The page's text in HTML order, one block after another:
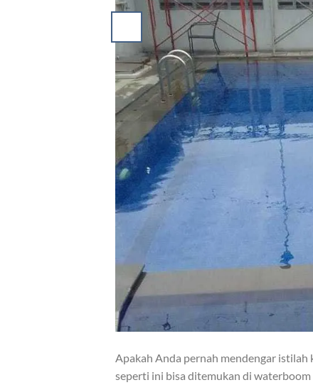
Apakah Anda pernah mendengar istilah
seperti ini bisa ditemukan di